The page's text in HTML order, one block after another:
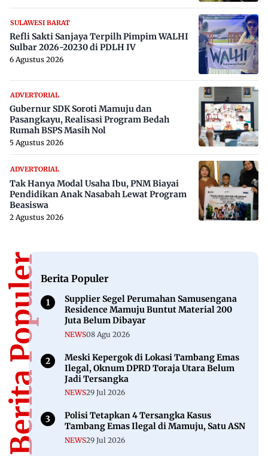
SULAWESI BARAT
Refli Sakti Sanjaya Terpilh Pimpim WALHI
Sulbar 2026-20230 di PDLH IV
6 Agustus 2026
ADVERTORIAL
Gubernur SDK Soroti Mamuju dan
Pasangkayu, Realisasi Program Bedah
Rumah BSPS Masih Nol
5 Agustus 2026
ADVERTORIAL
Tak Hanya Modal Usaha Ibu, PNM Biayai
Pendidikan Anak Nasabah Lewat Program
Beasiswa
2 Agustus 2026
Berita PopulerBerita Populer
Supplier Segel Perumahan Samusengana
Residence Mamuju Buntut Material 200
Juta Belum Dibayar
NEWS08 Agu 2026
Meski Kepergok di Lokasi Tambang Emas
Ilegal, Oknum DPRD Toraja Utara Belum
Jadi Tersangka
NEWS29 Jul 2026
Polisi Tetapkan 4 Tersangka Kasus
Tambang Emas Ilegal di Mamuju, Satu ASN
NEWS29 Jul 2026